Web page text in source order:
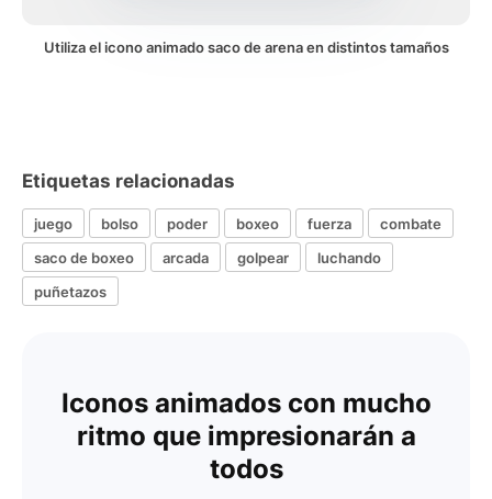
Utiliza el icono animado saco de arena en distintos tamaños
Etiquetas relacionadas
juego bolso poder boxeo fuerza
combate
saco de boxeo
arcada golpear
luchando
puñetazos
Iconos animados con mucho
ritmo que impresionarán a
todos